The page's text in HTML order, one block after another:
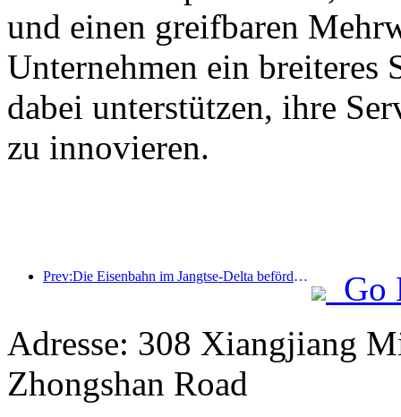
und einen greifbaren
Unternehmen ein breiteres
dabei unterstützen, ihre
zu innovieren.
Prev:Die Eisenbahn im Jangtse-Delta beförderte während der Maifeiertage über 21,38 Millionen Fahrgäste.
Go
Adresse: 308 Xiangjiang
Zhongshan Road